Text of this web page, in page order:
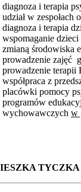
diagnoza i terapia
udział w zespołach
diagnoza i terapia
wspomaganie
zmianą środowiska
prowadzenie zajęć
prowadzenie terapii
współpraca z
placówki pomocy
programów
wychowawczych w
TYCZKA